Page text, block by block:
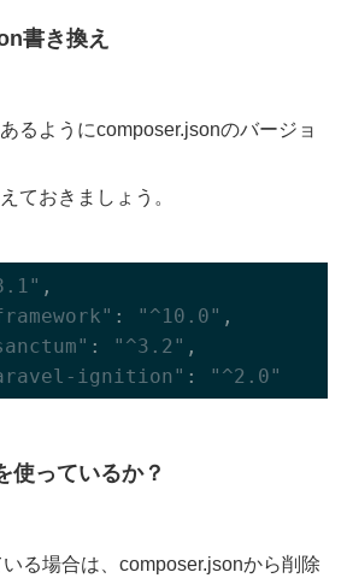
書き換え
るようにcomposer.jsonのバージョ
ておきましょう。
: "^10.0"
: "^3.2"
ignition" : "^2.0"
っているか？
る場合は、composer.jsonから削除